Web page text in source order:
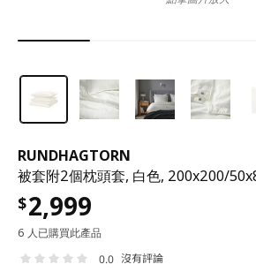
RUNDHAGTORN
被套附2個枕頭套, 白色, 200x200/
$2,999
6 人已購買此產品
0.0 沒有評論